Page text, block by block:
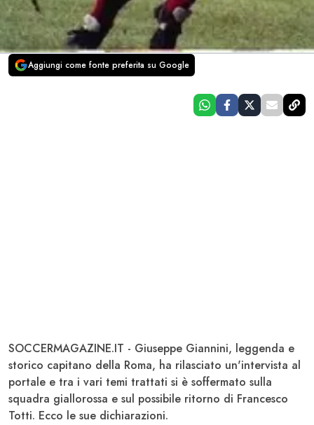
Aggiungi come fonte preferita su Google
SOCCERMAGAZINE.IT - Giuseppe Giannini, leggenda e
storico capitano della Roma, ha rilasciato un'intervista al
portale e tra i vari temi trattati si è soffermato sulla
squadra giallorossa e sul possibile ritorno di Francesco
Totti. Ecco le sue dichiarazioni.